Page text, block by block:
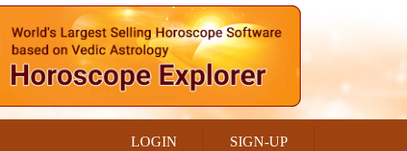
SIGN-UP
LOGIN